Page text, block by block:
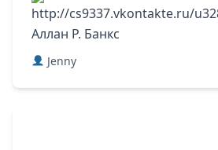
Аллан Р. Банкс
Jenny